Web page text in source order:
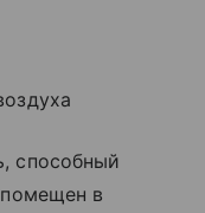
способный
помещен в